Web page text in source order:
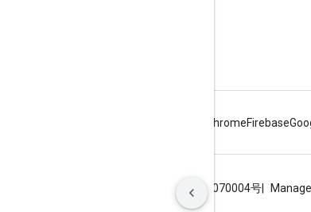
ChromeFirebase
ICP证合字B2-20070004号